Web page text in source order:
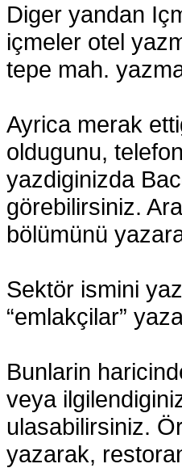
Diger yandan
içmeler otel
tepe mah.
Ayrica merak
oldugunu,
yazdiginizda
görebilirsiniz.
bölümünü
Sektör ismini
“emlakçilar”
Bunlarin
veya
ulasabilirsiniz.
yazarak,